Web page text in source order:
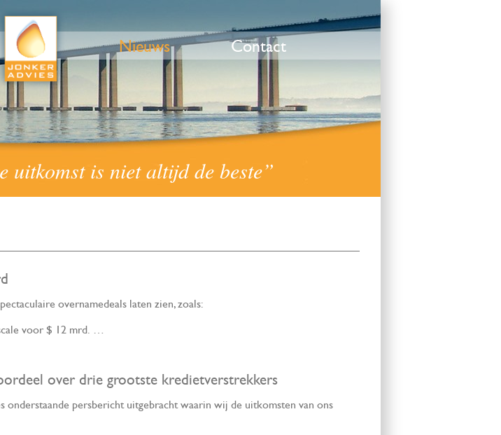
Nieuws Contact
uitkomst is niet altijd de beste”
overnamedeals laten zien, zoals:
voor $ 12 mrd. …
over drie grootste kredietverstrekkers
onderstaande persbericht uitgebracht waarin wij de uitkomsten van ons